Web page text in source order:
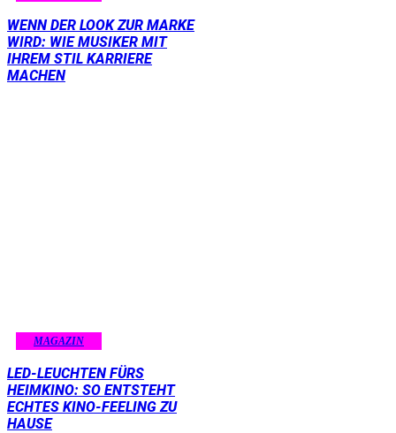
WENN DER LOOK ZUR MARKE
WIRD: WIE MUSIKER MIT
IHREM STIL KARRIERE
MACHEN
MAGAZIN
LED-LEUCHTEN FÜRS
HEIMKINO: SO ENTSTEHT
ECHTES KINO-FEELING ZU
HAUSE